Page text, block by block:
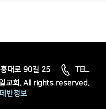
대로 90길 25
TEL.
교회. All rights reserved.
반정보